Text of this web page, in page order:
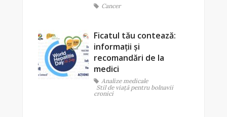
Cancer
Ficatul tău contează:
informații și
recomandări de la
medici
Analize medicale
Stil de viaţă pentru bolnavii
cronici